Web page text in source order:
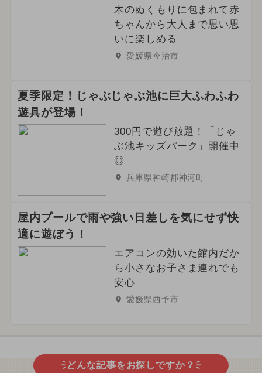
木のぬくもりに包まれて赤
ちゃんから大人まで思い思
いに楽しめる
愛媛県今治市
夏季限定！じゃぶじゃぶ池に巨大ふわふわ
遊具が登場！
300円で遊び放題！「じゃ
ぶ池キッズパーク」開催中
◎
兵庫県神崎郡神河町
屋内プールで雨や強い日差しを気にせず快
適に遊ぼう！
エアコンの効いた館内だか
ら小さなお子さま連れでも
安心
愛媛県西予市
どんな記事をお探しですか？